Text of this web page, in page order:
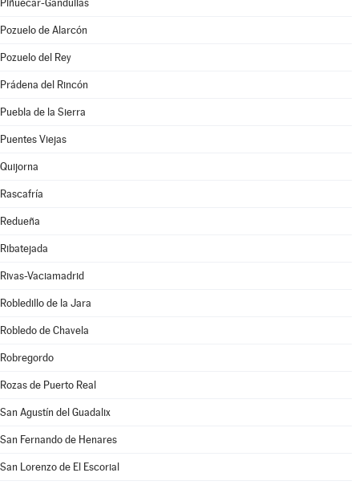
Piñuécar-Gandullas
Pozuelo de Alarcón
Pozuelo del Rey
Prádena del Rincón
Puebla de la Sierra
Puentes Viejas
Quijorna
Rascafría
Redueña
Ribatejada
Rivas-Vaciamadrid
Robledillo de la Jara
Robledo de Chavela
Robregordo
Rozas de Puerto Real
San Agustín del Guadalix
San Fernando de Henares
San Lorenzo de El Escorial